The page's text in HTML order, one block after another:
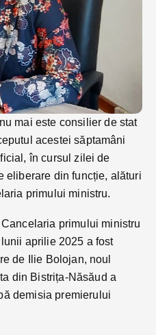
mai este consilier de stat
acestei săptamâni
în cursul zilei de
eliberare din funcție, alături
primului ministru.
primului ministru
aprilie 2025 a fost
de Ilie Bolojan, noul
din Bistrița-Năsăud a
demisia premierului